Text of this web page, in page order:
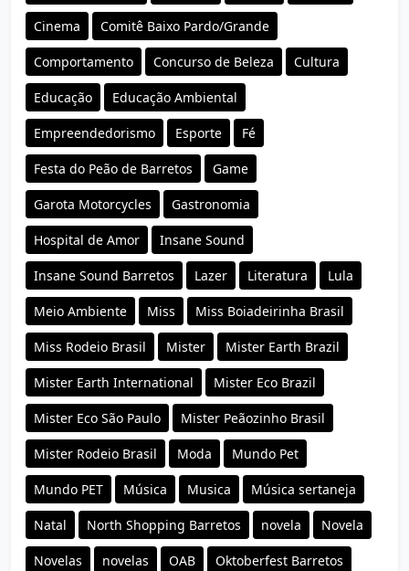
Cinema Comitê Baixo Pardo/Grande
Comportamento Concurso de Beleza Cultura
Educação Educação Ambiental
Empreendedorismo Esporte Fé
Festa do Peão de Barretos Game
Garota Motorcycles Gastronomia
Hospital de Amor Insane Sound
Insane Sound Barretos Lazer Literatura Lula
Meio Ambiente Miss Miss Boiadeirinha Brasil
Miss Rodeio Brasil Mister Mister Earth Brazil
Mister Earth International Mister Eco Brazil
Mister Eco São Paulo Mister Peãozinho Brasil
Mister Rodeio Brasil Moda Mundo Pet
Mundo PET Música Musica Música sertaneja
Natal North Shopping Barretos novela Novela
Novelas novelas OAB Oktoberfest Barretos